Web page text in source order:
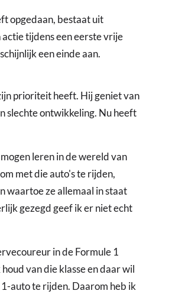
opgedaan, bestaat uit
tijdens een eerste vrije
een einde aan.
prioriteit heeft. Hij geniet van
slechte ontwikkeling. Nu heeft
leren in de wereld van
met die auto's te rijden,
waartoe ze allemaal in staat
gezegd geef ik er niet echt
in de Formule 1
van die klasse en daar wil
1-auto te rijden. Daarom heb ik